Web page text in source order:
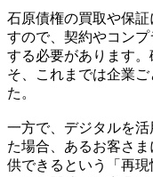
石原債権の買取や保
すので、契約やコン
する必要があります
そ、これまでは企業
た。
一方で、デジタルを
た場合、あるお客さ
供できるという「再